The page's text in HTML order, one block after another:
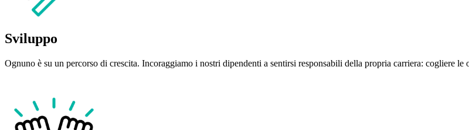
Sviluppo
Ognuno è su un percorso di crescita. Incoraggiamo i nostri dipendenti a sentirsi responsabili della propria carriera: cogliere